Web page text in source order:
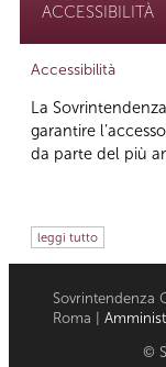
ACCESSIBILITÀ
Accessibilità
La
garantire
da parte del più
leggi tutto
Sovrintendenza
Roma |
©